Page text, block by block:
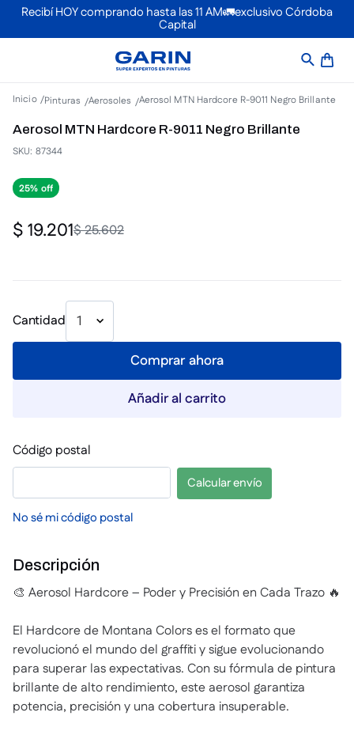
Recibí HOY comprando hasta las 11 AM🚛exclusivo Córdoba
Capital
Pinturas Aerosoles Aerosol MTN Hardcore R-9011 Negro Brillante
Aerosol MTN Hardcore R-9011 Negro Brillante
SKU: 87344
25%
$25.602
$19.201
Cantidad 1
Comprar ahora
Añadir al carrito
Código postal
No sé mi código postal
Calcular envío
Descripción
🎨 Aerosol Hardcore – Poder y Precisión en Cada Trazo 🔥
El Hardcore de Montana Colors es el formato que
revolucionó el mundo del graffiti y sigue evolucionando
para superar las expectativas. Con su fórmula de pintura
brillante de alto rendimiento, este aerosol garantiza
potencia, precisión y una cobertura insuperable.